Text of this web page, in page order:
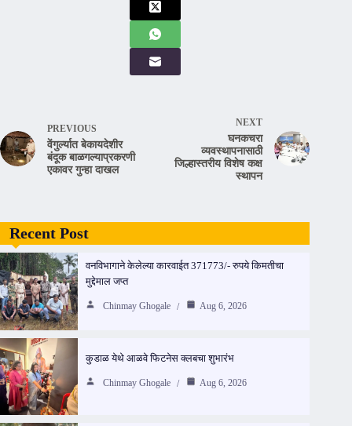
PREVIOUS
वेंगुर्ल्यात बेकायदेशीर
बंदूक बाळगल्याप्रकरणी
एकावर गुन्हा दाखल
NEXT
घनकचरा
व्यवस्थापनासाठी
जिल्हास्तरीय विशेष कक्ष
स्थापन
Recent Post
वनविभागाने केलेल्या कारवाईत 371773/- रुपये किमतीचा
मुद्देमाल जप्त
Chinmay Ghogale Aug 6, 2026
कुडाळ येथे आळवे फिटनेस क्लबचा शुभारंभ
Chinmay Ghogale Aug 6, 2026